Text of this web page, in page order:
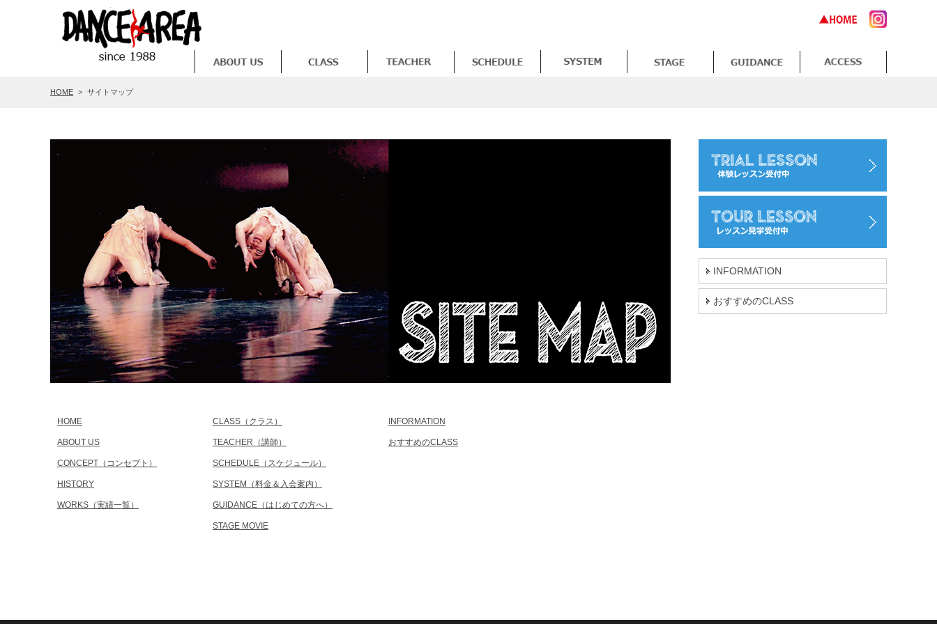
HOME > サイトマップ
HOME
ABOUT US
CONCEPT（コンセプト）
HISTORY
WORKS（実績一覧）
CLASS（クラス）
TEACHER（講師）
SCHEDULE（スケジュール）
SYSTEM（料金＆入会案内）
GUIDANCE（はじめての方へ）
STAGE MOVIE
INFORMATION
おすすめのCLASS
INFORMATION
おすすめのCLASS